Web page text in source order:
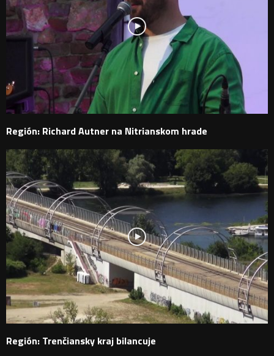
Región: Richard Autner na Nitrianskom hrade
Región: Trenčiansky kraj bilancuje